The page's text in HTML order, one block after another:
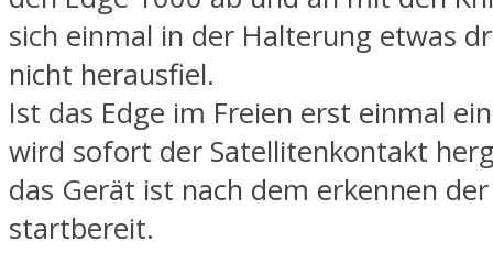
sich einmal in der Halterung etwas
nicht herausfiel.
Ist das Edge im Freien erst einmal
wird sofort der Satellitenkontakt
das Gerät ist nach dem erkennen
startbereit.